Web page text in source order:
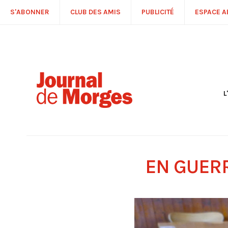
S'ABONNER CLUB DES AMIS PUBLICITÉ ESPACE
EN